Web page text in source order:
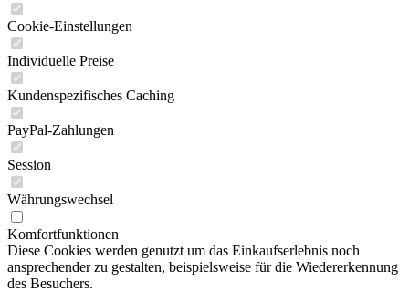
Cookie-Einstellungen
Individuelle Preise
Kundenspezifisches Caching
PayPal-Zahlungen
Session
Währungswechsel
Komfortfunktionen
Diese Cookies werden genutzt um das Einkaufserlebnis noch
ansprechender zu gestalten, beispielsweise für die Wiedererkennung
des Besuchers.